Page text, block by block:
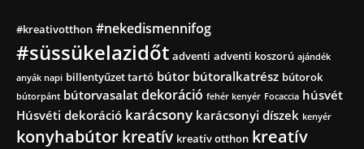
#kreativotthon #nekedismennifog
#süssükelazidőt adventi adventi koszorú ajándék
anyák napi billentyűzet tartó bútor bútoralkatrész bútorok
bútorpánt bútorvasalat dekoráció fehér kenyér Focaccia húsvét
Húsvéti dekoráció karácsony karácsonyi díszek kenyér
konyhabútorkreatív kreatív otthon kreatív